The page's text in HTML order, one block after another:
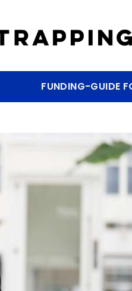
FUNDING-GUIDE